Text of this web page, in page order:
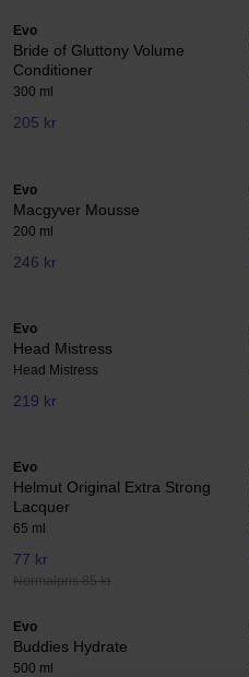
Evo
Bride of Gluttony Volume
Conditioner
300 ml
205 kr
Evo
Macgyver Mousse
200 ml
246 kr
Evo
Head Mistress
Head Mistress
219 kr
Evo
Helmut Original Extra Strong
Lacquer
65 ml
77 kr
Normalpris 85 kr
Evo
Buddies Hydrate
500 ml